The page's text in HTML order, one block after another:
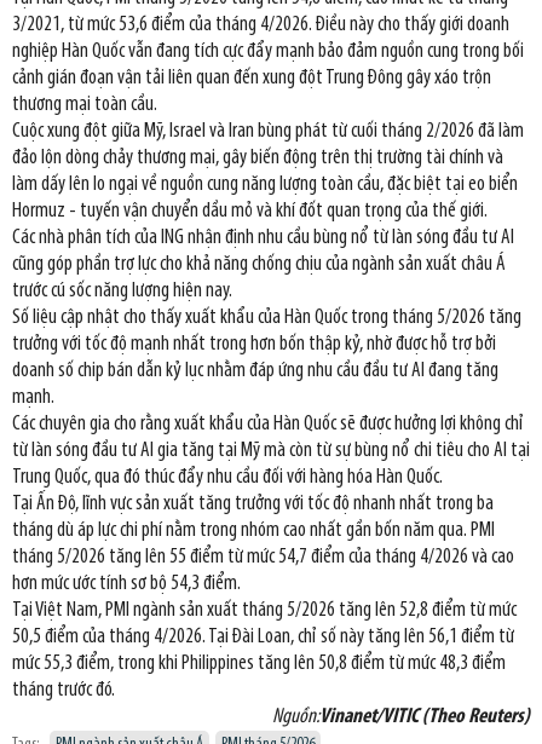
3/2021, từ mức 53,6 điểm của tháng 4/2026. Điều này cho thấy giới doanh
nghiệp Hàn Quốc vẫn đang tích cực đẩy mạnh bảo đảm nguồn cung trong bối
cảnh gián đoạn vận tải liên quan đến xung đột Trung Đông gây xáo trộn
thương mại toàn cầu.
Cuộc xung đột giữa Mỹ, Israel và Iran bùng phát từ cuối tháng 2/2026 đã làm
đảo lộn dòng chảy thương mại, gây biến động trên thị trường tài chính và
làm dấy lên lo ngại về nguồn cung năng lượng toàn cầu, đặc biệt tại eo biển
Hormuz - tuyến vận chuyển dầu mỏ và khí đốt quan trọng của thế giới.
Các nhà phân tích của ING nhận định nhu cầu bùng nổ từ làn sóng đầu tư AI
cũng góp phần trợ lực cho khả năng chống chịu của ngành sản xuất châu Á
trước cú sốc năng lượng hiện nay.
Số liệu cập nhật cho thấy xuất khẩu của Hàn Quốc trong tháng 5/2026 tăng
trưởng với tốc độ mạnh nhất trong hơn bốn thập kỷ, nhờ được hỗ trợ bởi
doanh số chip bán dẫn kỷ lục nhằm đáp ứng nhu cầu đầu tư AI đang tăng
mạnh.
Các chuyên gia cho rằng xuất khẩu của Hàn Quốc sẽ được hưởng lợi không chỉ
từ làn sóng đầu tư AI gia tăng tại Mỹ mà còn từ sự bùng nổ chi tiêu cho AI tại
Trung Quốc, qua đó thúc đẩy nhu cầu đối với hàng hóa Hàn Quốc.
Tại Ấn Độ, lĩnh vực sản xuất tăng trưởng với tốc độ nhanh nhất trong ba
tháng dù áp lực chi phí nằm trong nhóm cao nhất gần bốn năm qua. PMI
tháng 5/2026 tăng lên 55 điểm từ mức 54,7 điểm của tháng 4/2026 và cao
hơn mức ước tính sơ bộ 54,3 điểm.
Tại Việt Nam, PMI ngành sản xuất tháng 5/2026 tăng lên 52,8 điểm từ mức
50,5 điểm của tháng 4/2026. Tại Đài Loan, chỉ số này tăng lên 56,1 điểm từ
mức 55,3 điểm, trong khi Philippines tăng lên 50,8 điểm từ mức 48,3 điểm
tháng trước đó.
Nguồn:Vinanet/VITIC (Theo Reuters)